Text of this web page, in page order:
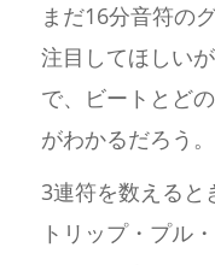
まだ16分音符の
注目してほしい
で、ビートとど
がわかるだろう。
3連符を数えると
トリップ・プル